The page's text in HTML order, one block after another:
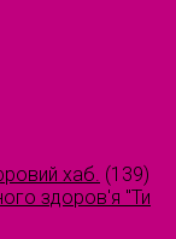
хаб. (139)
здоров'я "Ти